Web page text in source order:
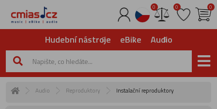
0 0 0
Hudební nástroje eBike Audio
Audio Reproduktory Instalační reproduktory